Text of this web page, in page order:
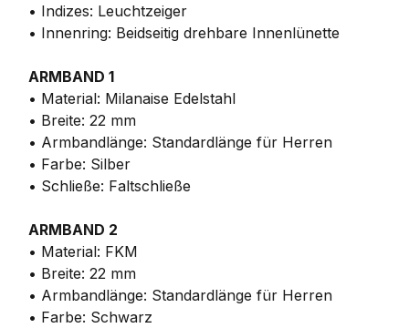
• Indizes: Leuchtzeiger
• Innenring: Beidseitig drehbare Innenlünette
ARMBAND 1
• Material: Milanaise Edelstahl
• Breite: 22 mm
• Armbandlänge: Standardlänge für Herren
• Farbe: Silber
• Schließe: Faltschließe
ARMBAND 2
• Material: FKM
• Breite: 22 mm
• Armbandlänge: Standardlänge für Herren
• Farbe: Schwarz